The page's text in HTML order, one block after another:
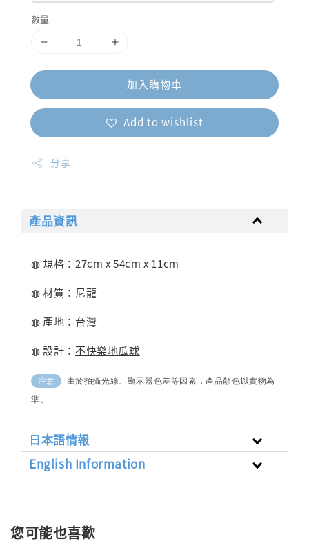
數量
加入購物車
Add to wishlist
分享
產品資訊
◍ 規格：27cm x 54cm x 11cm
◍ 材質：尼龍
◍ 產地：台灣
◍ 設計： 不快樂地瓜球
注意
由於拍攝光線、顯示器色差等因素，產品顏色以實物為
準。
日本語情報
English Information
您可能也喜歡